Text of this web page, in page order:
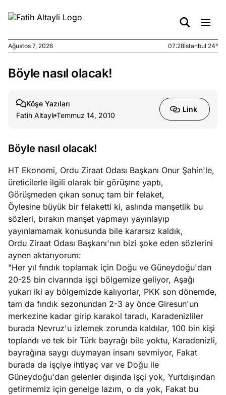
Ağustos
yasalar
Ağustos
stok
caiz
Ağustos
4, 2026
umutlu
ister
Köşe
Yazıları
Spor
Yazıları
Yazıları
Ağustos 7, 2026 07:28İstanbul 24°
Böyle nasıl olacak!
Köşe Yazıları
Fatih Altaylı Temmuz 14, 2010
Link
Böyle nasıl olacak!
HT Ekonomi, Ordu Ziraat Odası Başkanı Onur Şahin'le,
üreticilerle ilgili olarak bir görüşme yaptı,
Görüşmeden çıkan sonuç tam bir felaket,
Öylesine büyük bir felaketti ki, aslında manşetlik bu
sözleri, bırakın manşet yapmayı yayınlayıp
yayınlamamak konusunda bile kararsız kaldık,
Ordu Ziraat Odası Başkanı'nın bizi şoke eden sözlerini
aynen aktarıyorum:
"Her yıl fındık toplamak için Doğu ve Güneydoğu'dan
20-25 bin civarında işçi bölgemize geliyor, Aşağı
yukarı iki ay bölgemizde kalıyorlar, PKK son dönemde,
tam da fındık sezonundan 2-3 ay önce Giresun'un
merkezine kadar girip karakol taradı, Karadenizliler
burada Nevruz'u izlemek zorunda kaldılar, 100 bin kişi
toplandı ve tek bir Türk bayrağı bile yoktu, Karadenizli,
bayrağına saygı duymayan insanı sevmiyor, Fakat
burada da işçiye ihtiyaç var ve Doğu ile
Güneydoğu'dan gelenler dışında işçi yok, Yurtdışından
getirmemiz için genelge lazım, o da yok, Fakat bu